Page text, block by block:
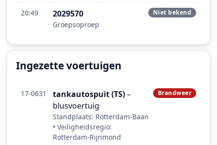
20:49 2029570
Groepsoproep
Niet bekend
Ingezette voertuigen
17-0631 tankautospuit (TS)–
blusvoertuig
Standplaats: Rotterdam-Baan
• Veiligheidsregio:
Rotterdam-Rijnmond
Brandweer